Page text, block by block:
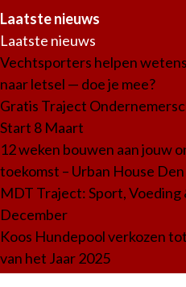
Laatste nieuws
Laatste nieuws
Vechtsporters helpen
naar letsel — doe je mee?
Gratis Traject
Start 8 Maart
12 weken bouwen aan jouw
toekomst – Urban House
MDT Traject: Sport, Voeding
December
Koos Hundepool verkozen
van het Jaar 2025